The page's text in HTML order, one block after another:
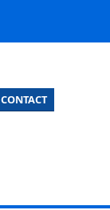
CONTACT